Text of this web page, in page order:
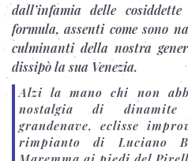
dall’infamia delle
formula, assenti come sono
culminanti della nostra
dissipò la sua Venezia.
Alzi la mano chi non
nostalgia di dinamite
grandenave, eclisse
rimpianto di Luciano